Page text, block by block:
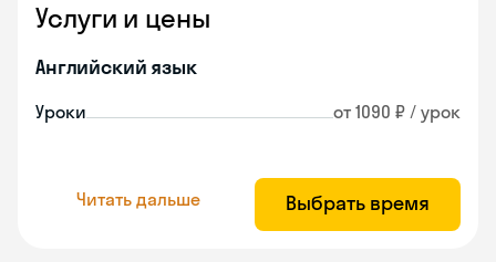
Услуги и цены
Английский язык
Уроки от 1090 ₽ / урок
Читать дальше Выбрать время